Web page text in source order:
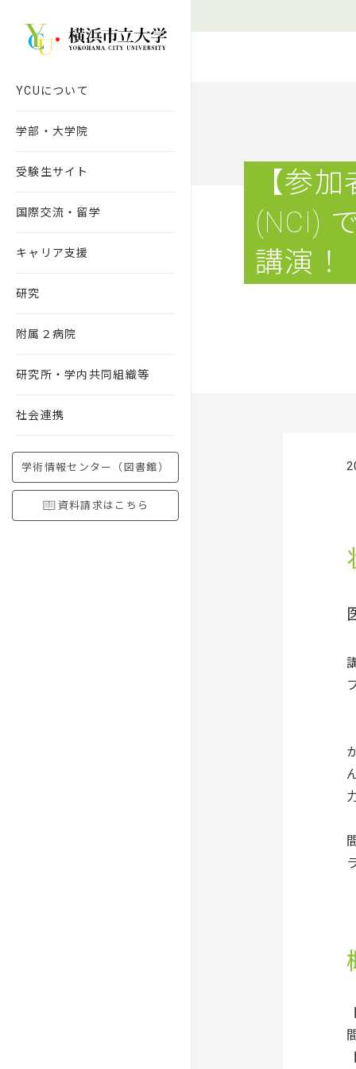
YCUについて
学部・大学院
受験生サイト
国際交流・留学
キャリア支援
研究
附属２病院
研究所・学内共同組織等
社会連携
学術情報センター（図書館）
資料請求はこちら
【参
(NCI)
講